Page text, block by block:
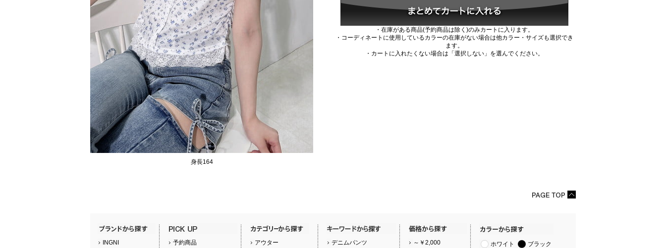
身長164
・在庫がある商品(予約商品は除く)のみカートに入ります。
・コーディネートに使用しているカラーの在庫がない場合は他カラー・サイズも選択でき
ます。
・カートに入れたくない場合は「選択しない」を選んでください。
INGNI
予約商品
アウター
デニムパンツ
～￥2,000
ホワイト
ブラック